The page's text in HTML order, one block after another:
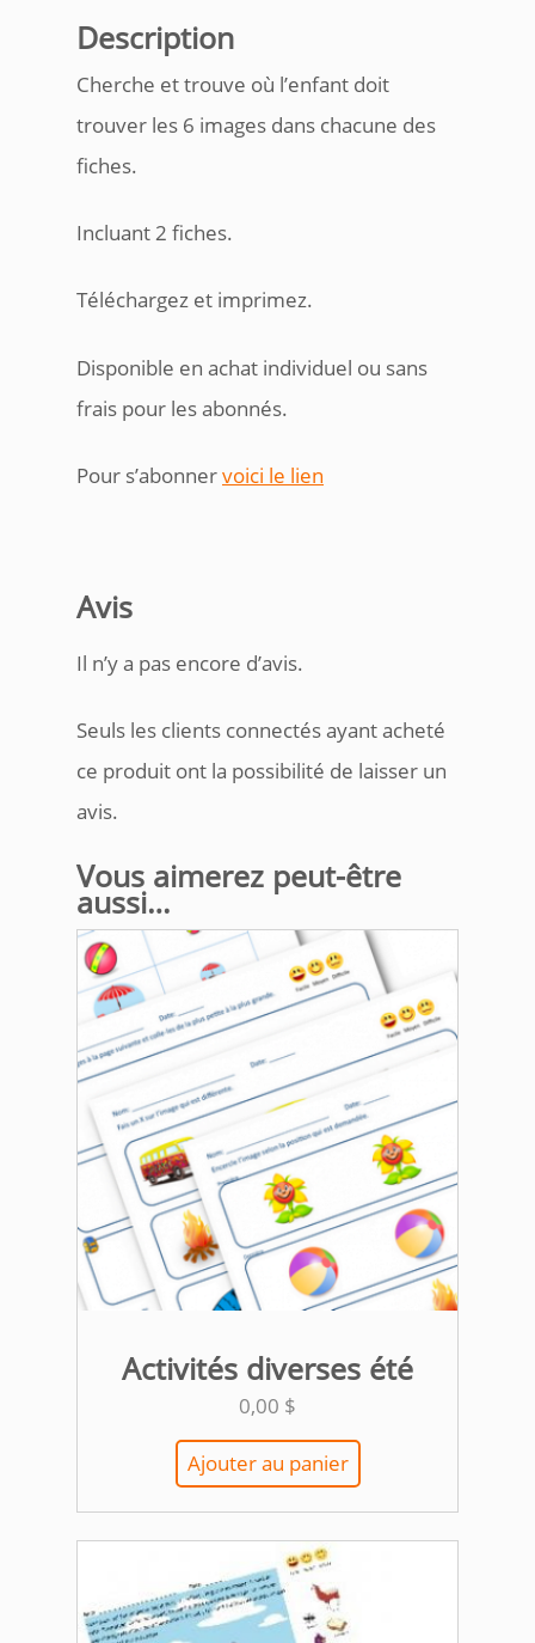
Description
Cherche et trouve où l’enfant doit
trouver les 6 images dans chacune des
fiches.
Incluant 2 fiches.
Téléchargez et imprimez.
Disponible en achat individuel ou sans
frais pour les abonnés.
Pour s’abonnervoici le lien
Avis
Il n’y a pas encore d’avis.
Seuls les clients connectés ayant acheté
ce produit ont la possibilité de laisser un
avis.
Vous aimerez peut-être
aussi…
Activités diverses été
0,00 $
Ajouter au panier